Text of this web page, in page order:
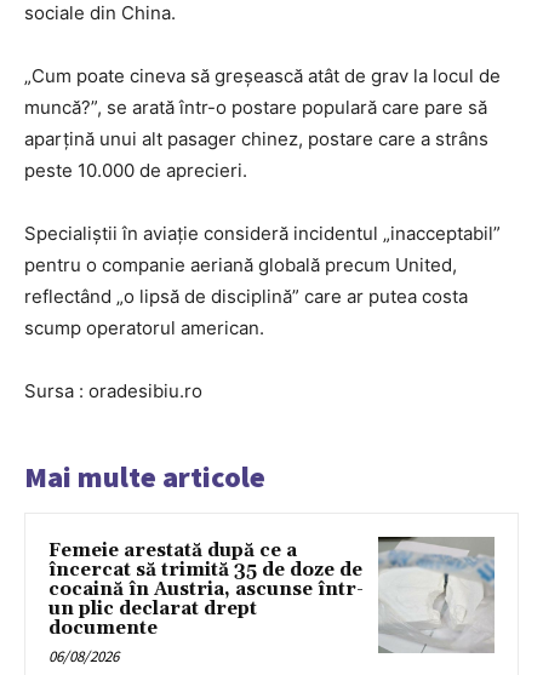
sociale din China.
„Cum poate cineva să greșească atât de grav la locul de
muncă?”, se arată într-o postare populară care pare să
aparțină unui alt pasager chinez, postare care a strâns
peste 10.000 de aprecieri.
Specialiștii în aviație consideră incidentul „inacceptabil”
pentru o companie aeriană globală precum United,
reflectând „o lipsă de disciplină” care ar putea costa
scump operatorul american.
Sursa : oradesibiu.ro
Mai multe articole
Femeie arestată după ce a
încercat să trimită 35 de doze de
cocaină în Austria, ascunse într-
un plic declarat drept
documente
06/08/2026